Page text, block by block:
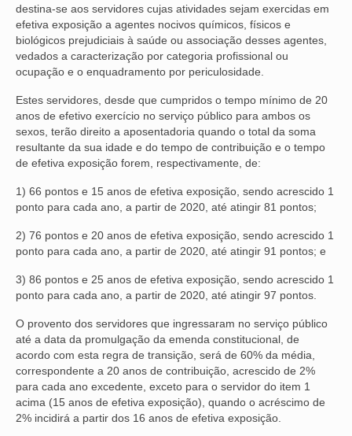
destina-se aos servidores cujas atividades sejam exercidas em
efetiva exposição a agentes nocivos químicos, físicos e
biológicos prejudiciais à saúde ou associação desses agentes,
vedados a caracterização por categoria profissional ou
ocupação e o enquadramento por periculosidade.
Estes servidores, desde que cumpridos o tempo mínimo de 20
anos de efetivo exercício no serviço público para ambos os
sexos, terão direito a aposentadoria quando o total da soma
resultante da sua idade e do tempo de contribuição e o tempo
de efetiva exposição forem, respectivamente, de:
1) 66 pontos e 15 anos de efetiva exposição, sendo acrescido 1
ponto para cada ano, a partir de 2020, até atingir 81 pontos;
2) 76 pontos e 20 anos de efetiva exposição, sendo acrescido 1
ponto para cada ano, a partir de 2020, até atingir 91 pontos; e
3) 86 pontos e 25 anos de efetiva exposição, sendo acrescido 1
ponto para cada ano, a partir de 2020, até atingir 97 pontos.
O provento dos servidores que ingressaram no serviço público
até a data da promulgação da emenda constitucional, de
acordo com esta regra de transição, será de 60% da média,
correspondente a 20 anos de contribuição, acrescido de 2%
para cada ano excedente, exceto para o servidor do item 1
acima (15 anos de efetiva exposição), quando o acréscimo de
2% incidirá a partir dos 16 anos de efetiva exposição.